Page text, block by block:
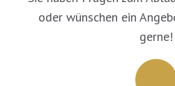
oder wünschen ein
gerne!